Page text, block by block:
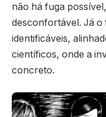
não há fuga
desconfortável. Já o
identificáveis,
científicos, onde a
concreto.